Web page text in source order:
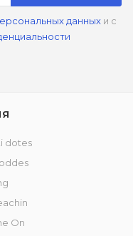
данныхи с
dotes
On